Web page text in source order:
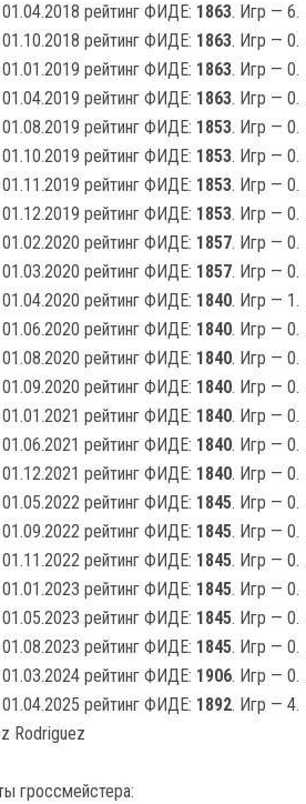
01.04.2018 рейтинг ФИДЕ: 1863. Игр — 6.
01.10.2018 рейтинг ФИДЕ: 1863. Игр — 0.
01.01.2019 рейтинг ФИДЕ: 1863. Игр — 0.
01.04.2019 рейтинг ФИДЕ: 1863. Игр — 0.
01.08.2019 рейтинг ФИДЕ: 1853. Игр — 0.
01.10.2019 рейтинг ФИДЕ: 1853. Игр — 0.
01.11.2019 рейтинг ФИДЕ: 1853. Игр — 0.
01.12.2019 рейтинг ФИДЕ: 1853. Игр — 0.
01.02.2020 рейтинг ФИДЕ: 1857. Игр — 0.
01.03.2020 рейтинг ФИДЕ: 1857. Игр — 0.
01.04.2020 рейтинг ФИДЕ: 1840. Игр — 1.
01.06.2020 рейтинг ФИДЕ: 1840. Игр — 0.
01.08.2020 рейтинг ФИДЕ: 1840. Игр — 0.
01.09.2020 рейтинг ФИДЕ: 1840. Игр — 0.
01.01.2021 рейтинг ФИДЕ: 1840. Игр — 0.
01.06.2021 рейтинг ФИДЕ: 1840. Игр — 0.
01.12.2021 рейтинг ФИДЕ: 1840. Игр — 0.
01.05.2022 рейтинг ФИДЕ: 1845. Игр — 0.
01.09.2022 рейтинг ФИДЕ: 1845. Игр — 0.
01.11.2022 рейтинг ФИДЕ: 1845. Игр — 0.
01.01.2023 рейтинг ФИДЕ: 1845. Игр — 0.
01.05.2023 рейтинг ФИДЕ: 1845. Игр — 0.
01.08.2023 рейтинг ФИДЕ: 1845. Игр — 0.
01.03.2024 рейтинг ФИДЕ: 1906. Игр — 0.
01.04.2025 рейтинг ФИДЕ: 1892. Игр — 4.
Rodriguez
гроссмейстера: